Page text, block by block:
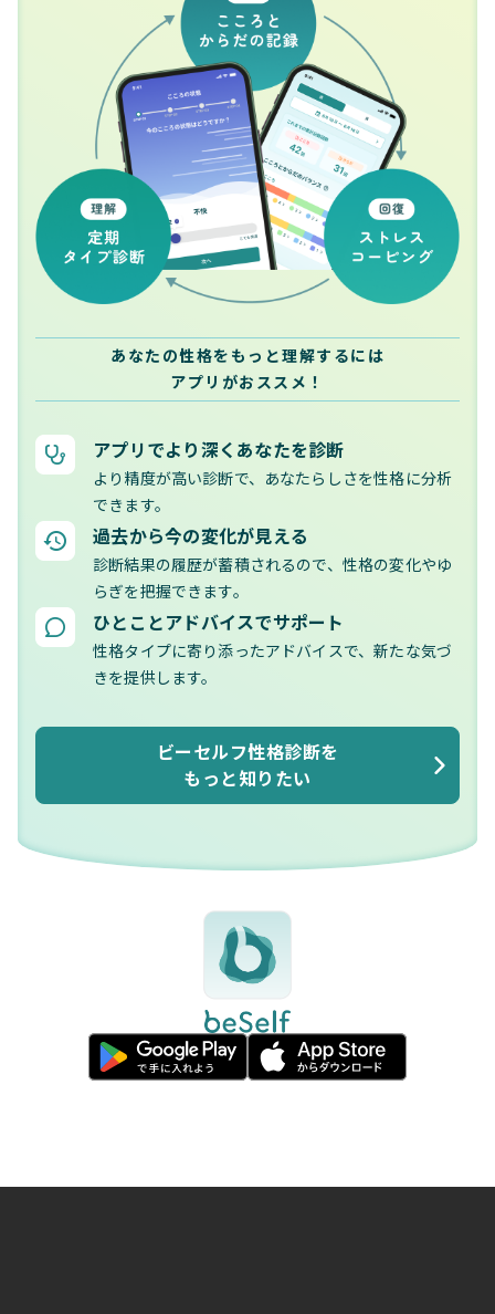
あなたの性格をもっと理解するには
アプリがおススメ！
アプリでより深くあなたを診断
より精度が高い診断で、あなたらしさを性格に分析
できます。
過去から今の変化が見える
診断結果の履歴が蓄積されるので、性格の変化やゆ
らぎを把握できます。
ひとことアドバイスでサポート
性格タイプに寄り添ったアドバイスで、新たな気づ
きを提供します。
ビーセルフ性格診断を
もっと知りたい